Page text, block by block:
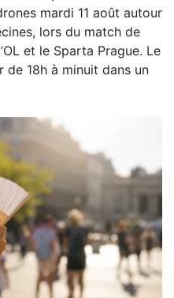
mardi 11 août autour
lors du match de
et le Sparta Prague. Le
18h à minuit dans un